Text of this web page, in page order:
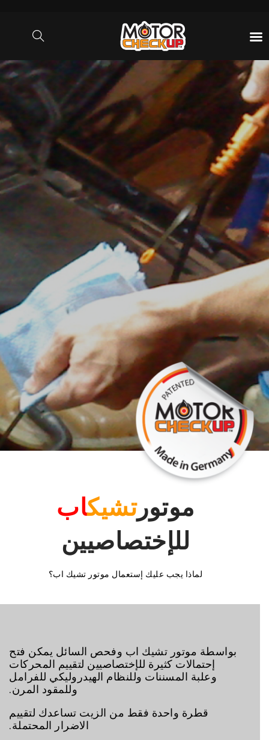
موتورتشيكاب
للإختصاصيين
لماذا يجب عليك إستعمال موتور تشيك اب؟
بواسطة موتور تشيك اب وفحص السائل يمكن فتح
إحتمالات كثيرة للإختصاصيين لتقييم المحركات
وعلبة المسننات وللنظام الهيدروليكي للفرامل
وللمقود المرن.
قطرة واحدة فقط من الزيت تساعدك لتقييم
الاضرار المحتملة.